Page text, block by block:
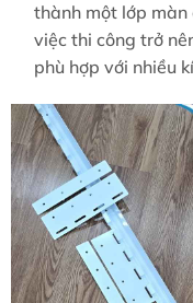
thành một lớp màn
việc thi công trở
phù hợp với nhiều